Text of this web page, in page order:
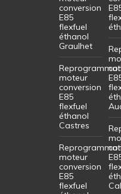
conversion
E85
flexfuel
éthanol
Graulhet
moteur
conversion
E85
flexfuel
éthanol
Castres
moteur
conversion
E85
flexfuel